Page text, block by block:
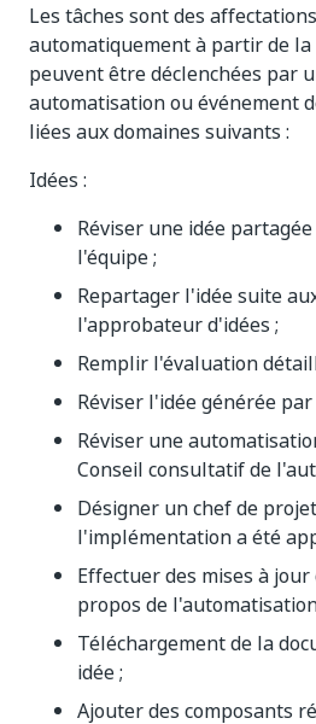
Les tâches sont des
automatiquement à partir de
peuvent être déclenchées par
automatisation ou événement
liées aux domaines suivants :
Idées :
Réviser une idée
l'équipe ;
Repartager l'idée suite
l'approbateur d'idées ;
Remplir l'évaluation
Réviser l'idée générée par
Réviser une
Conseil consultatif de
Désigner un chef de
l'implémentation a été
Effectuer des mises à
propos de
Téléchargement de la
idée ;
Ajouter des composants